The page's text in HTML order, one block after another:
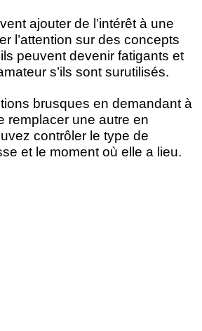
ajouter de l’intérêt à une
l’attention sur des concepts
peuvent devenir fatigants et
s’ils sont surutilisés.
brusques en demandant à
remplacer une autre en
contrôler le type de
et le moment où elle a lieu.